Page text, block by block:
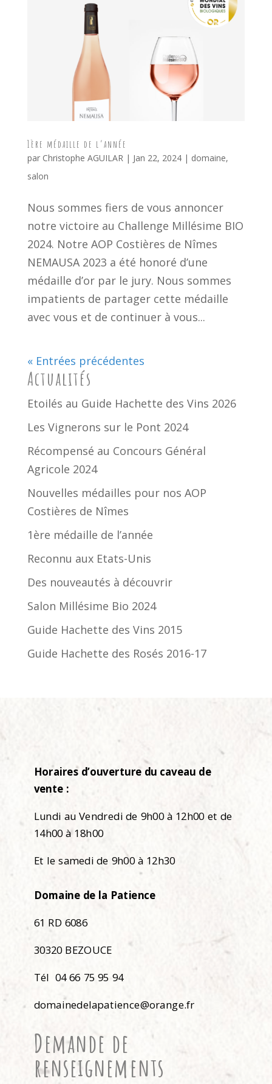
1ère médaille de l’année
par Christophe AGUILAR| Jan 22, 2024| domaine,
salon
Nous sommes fiers de vous annoncer
notre victoire au Challenge Millésime BIO
2024. Notre AOP Costières de Nîmes
NEMAUSA 2023 a été honoré d’une
médaille d’or par le jury. Nous sommes
impatients de partager cette médaille
avec vous et de continuer à vous...
« Entrées précédentes
Actualités
Etoilés au Guide Hachette des Vins 2026
Les Vignerons sur le Pont 2024
Récompensé au Concours Général
Agricole 2024
Nouvelles médailles pour nos AOP
Costières de Nîmes
1ère médaille de l’année
Reconnu aux Etats-Unis
Des nouveautés à découvrir
Salon Millésime Bio 2024
Guide Hachette des Vins 2015
Guide Hachette des Rosés 2016-17
Horaires d’ouverture du caveau de
vente :
Lundi au Vendredi de 9h00 à 12h00 et de
14h00 à 18h00
Et le samedi de 9h00 à 12h30
Domaine de la Patience
61 RD 6086
30320 BEZOUCE
Tél 04 66 75 95 94
domainedelapatience@orange.fr
Demande de
renseignements